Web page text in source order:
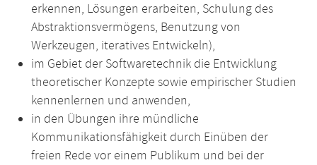
erkennen, Lösungen erarbeiten, Schulung des
Abstraktionsvermögens, Benutzung von
Werkzeugen, iteratives Entwickeln),
im Gebiet der Softwaretechnik die Entwicklung
theoretischer Konzepte sowie empirischer Studien
kennenlernen und anwenden,
in den Übungen ihre mündliche
Kommunikationsfähigkeit durch Einüben der
freien Rede vor einem Publikum und bei der